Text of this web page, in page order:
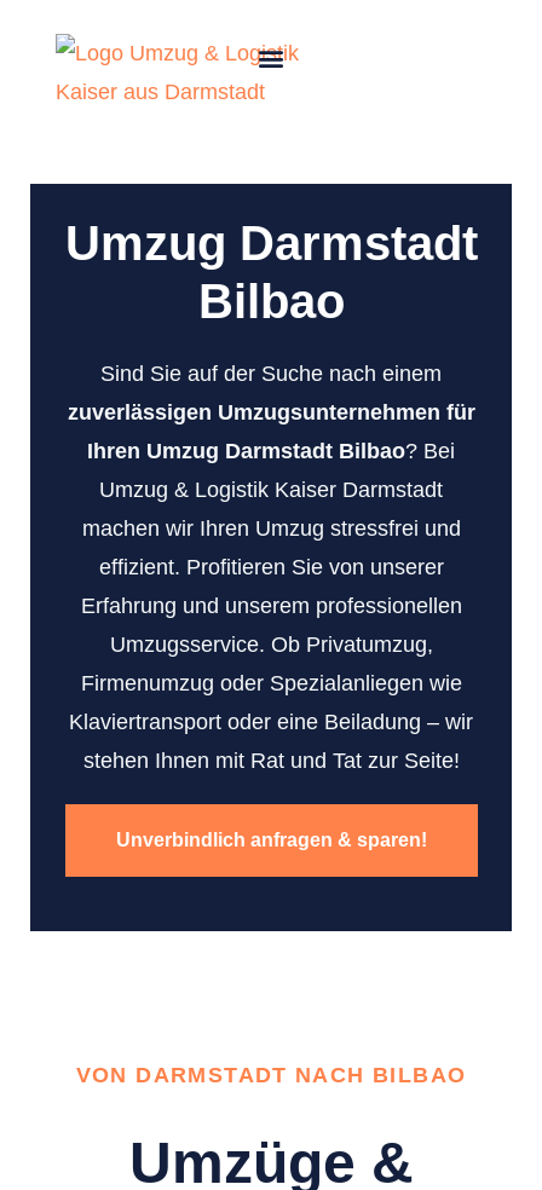
Umzug Darmstadt
Bilbao
Sind Sie auf der Suche nach einem
zuverlässigen Umzugsunternehmen für
Ihren Umzug Darmstadt Bilbao? Bei
Umzug & Logistik Kaiser Darmstadt
machen wir Ihren Umzug stressfrei und
effizient. Profitieren Sie von unserer
Erfahrung und unserem professionellen
Umzugsservice. Ob Privatumzug,
Firmenumzug oder Spezialanliegen wie
Klaviertransport oder eine Beiladung – wir
stehen Ihnen mit Rat und Tat zur Seite!
Unverbindlich anfragen & sparen!
VON DARMSTADT NACH BILBAO
Umzüge &